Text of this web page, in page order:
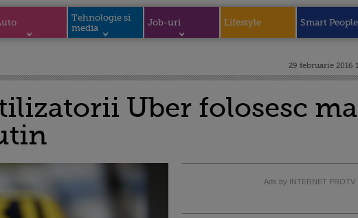
Tehnologie si
media
Job-uri Lifestyle Smart People
29 februarie 2016
Uber folosesc
Ads by INTERNET PROTV